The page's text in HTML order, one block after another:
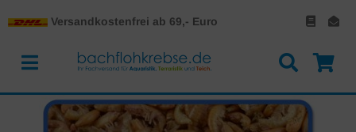
Versandkostenfrei ab 69,- Euro